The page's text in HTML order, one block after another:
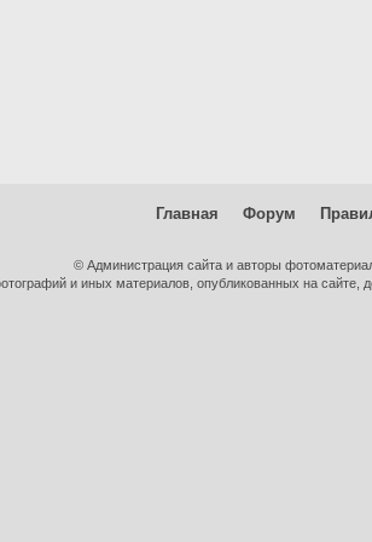
Главная Форум
© Администрация сайта и авторы
и иных материалов, опубликованных на сайте,